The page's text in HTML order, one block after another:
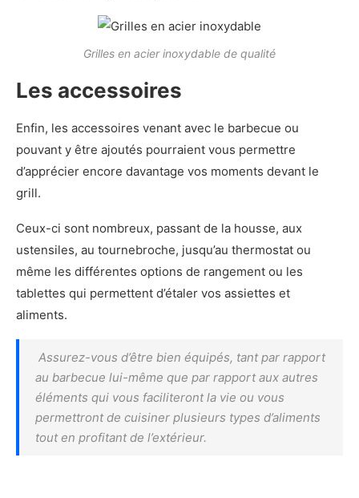
Grilles en acier inoxydable de qualité
Les accessoires
Enfin, les accessoires venant avec le barbecue ou
pouvant y être ajoutés pourraient vous permettre
d’apprécier encore davantage vos moments devant le
grill.
Ceux-ci sont nombreux, passant de la housse, aux
ustensiles, au tournebroche, jusqu’au thermostat ou
même les différentes options de rangement ou les
tablettes qui permettent d’étaler vos assiettes et
aliments.
Assurez-vous d’être bien équipés, tant par rapport
au barbecue lui-même que par rapport aux autres
éléments qui vous faciliteront la vie ou vous
permettront de cuisiner plusieurs types d’aliments
tout en profitant de l’extérieur.